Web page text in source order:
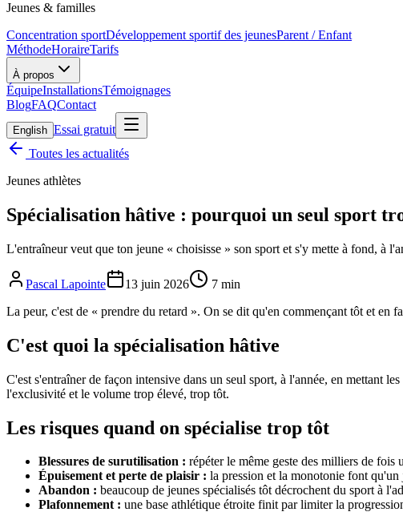
Jeunes & familles
Concentration sportDéveloppement sportif des jeunesParent / Enfant
MéthodeHoraireTarifs
À propos
ÉquipeInstallationsTémoignages
BlogFAQContact
English Essai gratuit
Toutes les actualités
Jeunes athlètes
Spécialisation hâtive : pourquoi un seul sport
L'entraîneur veut que ton jeune « choisisse » son sport et s'y mette à fond, à
Pascal Lapointe 13 juin 2026 7 min
La peur, c'est de « prendre du retard ». On se dit qu'en commençant tôt et en
C'est quoi la spécialisation hâtive
C'est s'entraîner de façon intensive dans un seul sport, à l'année, en mettant
l'exclusivité et le volume trop élevé, trop tôt.
Les risques quand on spécialise trop tôt
Blessures de surutilisation : répéter le même geste des milliers de fois
Épuisement et perte de plaisir : la pression et la monotonie font
Abandon : beaucoup de jeunes spécialisés tôt décrochent du sport à
Plafonnement : une base athlétique étroite finit par limiter la